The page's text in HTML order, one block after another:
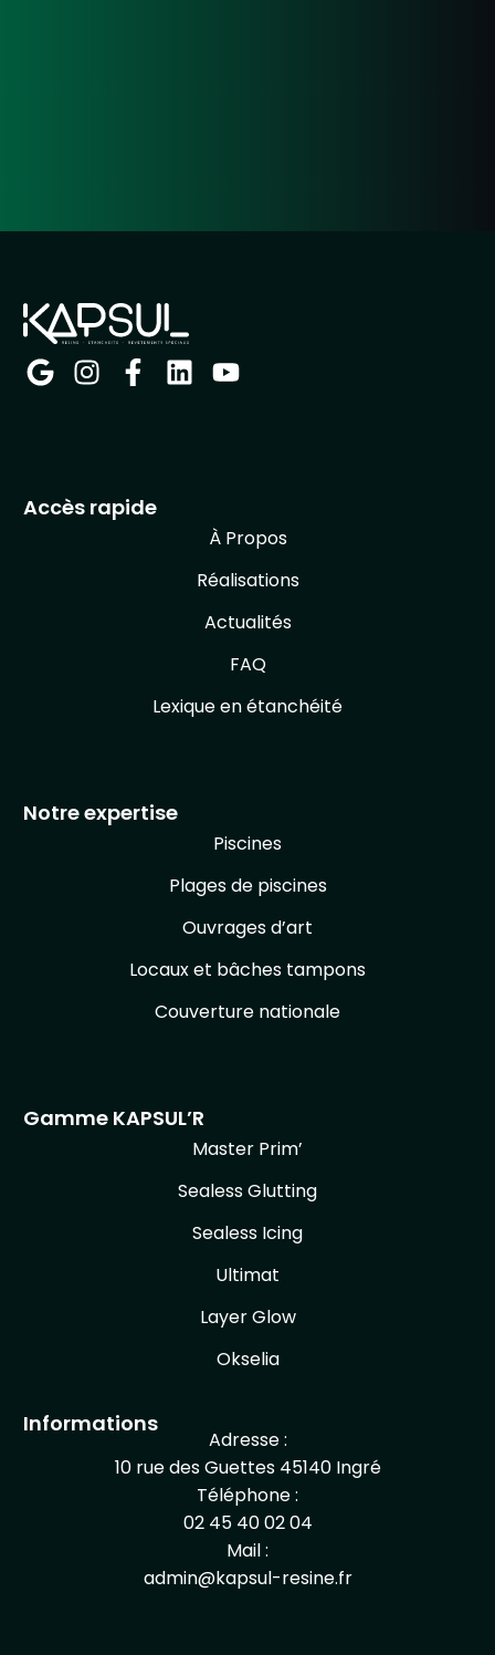
Accès rapide
À Propos
Réalisations
Actualités
FAQ
Lexique en étanchéité
Notre expertise
Piscines
Plages de piscines
Ouvrages d’art
Locaux et bâches tampons
Couverture nationale
Gamme KAPSUL’R
Master Prim’
Sealess Glutting
Sealess Icing
Ultimat
Layer Glow
Okselia
Informations
Adresse :
10 rue des Guettes 45140 Ingré
Téléphone :
02 45 40 02 04
Mail :
admin@kapsul-resine.fr